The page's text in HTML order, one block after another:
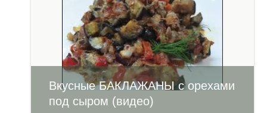
Вкусные БАКЛАЖАНЫ с орехами
под сыром (видео)